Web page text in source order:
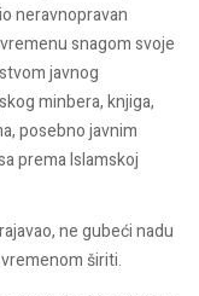
neravnopravan
snagom svoje
javnog
minbera, knjiga,
posebno javnim
prema Islamskoj
ne gubeći nadu
širiti.